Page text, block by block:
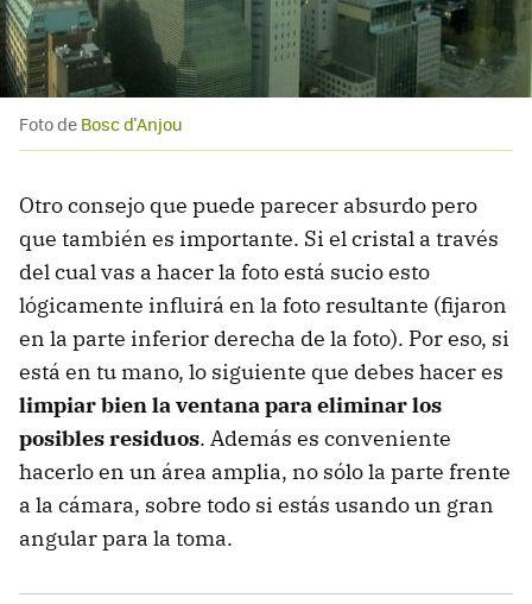
Foto de Bosc d'Anjou
Otro consejo que puede parecer absurdo pero
que también es importante. Si el cristal a través
del cual vas a hacer la foto está sucio esto
lógicamente influirá en la foto resultante (fijaron
en la parte inferior derecha de la foto). Por eso, si
está en tu mano, lo siguiente que debes hacer es
limpiar bien la ventana para eliminar los
posibles residuos. Además es conveniente
hacerlo en un área amplia, no sólo la parte frente
a la cámara, sobre todo si estás usando un gran
angular para la toma.